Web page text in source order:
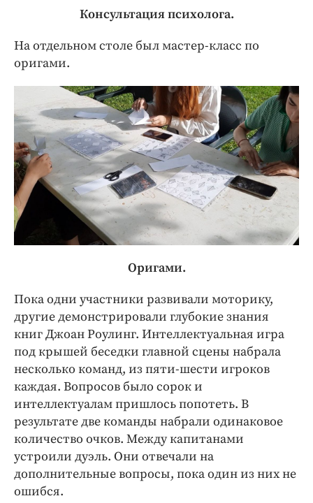
Консультация психолога.
На отдельном столе был мастер-класс по
оригами.
Оригами.
Пока одни участники развивали моторику,
другие демонстрировали глубокие знания
книг Джоан Роулинг. Интеллектуальная игра
под крышей беседки главной сцены набрала
несколько команд, из пяти-шести игроков
каждая. Вопросов было сорок и
интеллектуалам пришлось попотеть. В
результате две команды набрали одинаковое
количество очков. Между капитанами
устроили дуэль. Они отвечали на
дополнительные вопросы, пока один из них не
ошибся.